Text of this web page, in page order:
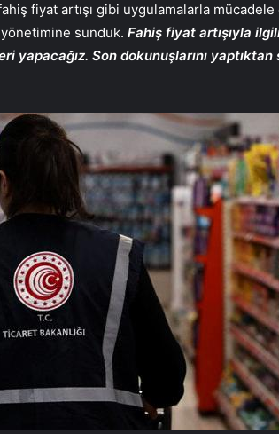
fiyat artışı gibi uygulamalarla mücadele
sunduk. Fahiş fiyat artışıyla
yapacağız. Son dokunuşlarını